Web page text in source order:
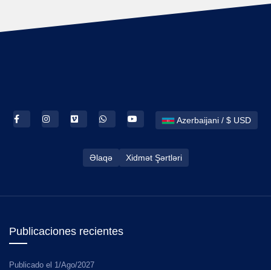
Azerbaijani / $ USD
Əlaqə Xidmət Şərtləri
Publicaciones recientes
Publicado el 1/Ago/2027